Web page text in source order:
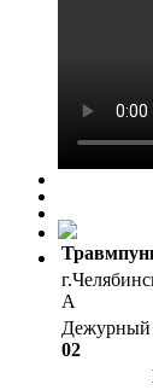
А
Дежурный
02